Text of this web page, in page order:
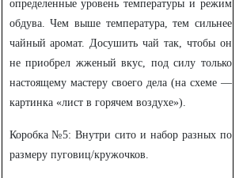
определенные уровень температуры и режим
обдува. Чем выше температура, тем сильнее
чайный аромат. Досушить чай так, чтобы он
не приобрел жженый вкус, под силу только
настоящему мастеру своего дела (на схеме —
картинка «лист в горячем воздухе»).
Коробка №5: Внутри сито и набор разных по
размеру пуговиц/кружочков.